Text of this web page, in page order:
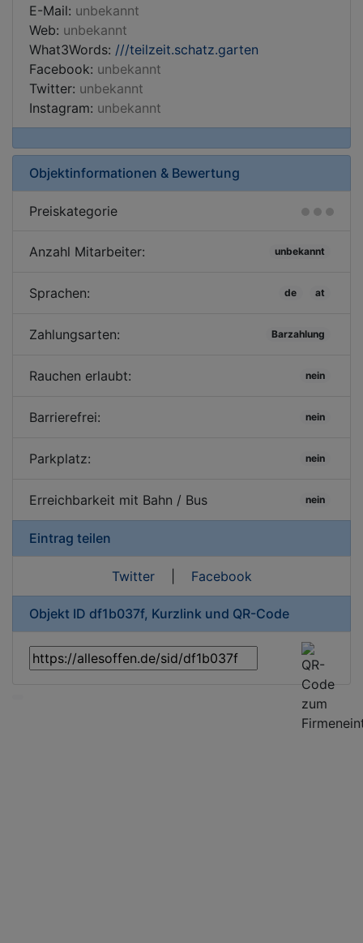
E-Mail: unbekannt
Web: unbekannt
What3Words: ///teilzeit.schatz.garten
Facebook: unbekannt
Twitter: unbekannt
Instagram: unbekannt
Objektinformationen & Bewertung
Preiskategorie
Anzahl Mitarbeiter: unbekannt
Sprachen: de at
Zahlungsarten: Barzahlung
Rauchen erlaubt: nein
Barrierefrei: nein
Parkplatz: nein
Erreichbarkeit mit Bahn / Bus nein
Eintrag teilen
Twitter| Facebook
Objekt ID df1b037f, Kurzlink und QR-Code